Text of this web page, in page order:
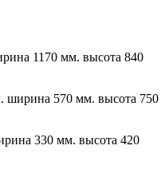
1170 мм. высота 840
ширина 570 мм. высота 750
330 мм. высота 420